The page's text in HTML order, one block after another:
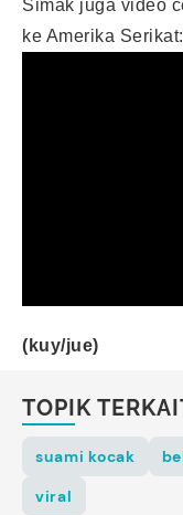
Simak juga video
ke Amerika Serikat:
(kuy/jue)
TOPIK
suami kocak
viral